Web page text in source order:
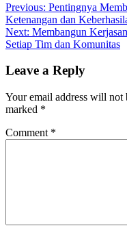
Previous: Pentingnya
Ketenangan dan
Next: Membangun
Setiap Tim dan Komunitas
Leave a Reply
Your email address will not
marked *
Comment *